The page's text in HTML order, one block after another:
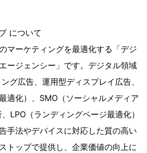
について
マーケティングを最適化する「デジ
ージェンシー」です。デジタル領域
グ広告、運用型ディスプレイ広告、
適化）、SMO（ソーシャルメディア
LPO（ランディングページ最適化）
手法やデバイスに対応した質の高い
トップで提供し、企業価値の向上に